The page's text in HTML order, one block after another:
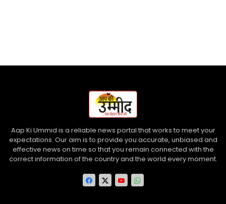
Aap Ki Ummid is a reliable news portal that works to meet your
expectations. Our aim is to provide you accurate, unbiased and
effective news on time so that you remain connected with the
correct information of the country and the world every moment.